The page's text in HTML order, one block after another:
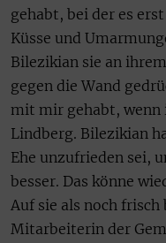
gehabt, bei der es
Küsse und
Bilezikian sie an
gegen die Wand
mit mir gehabt, wenn
Lindberg. Bilezikian
Ehe unzufrieden sei,
besser. Das könne
Auf sie als noch
Mitarbeiterin der